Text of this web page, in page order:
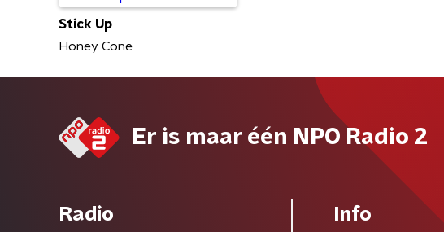
Stick Up
Honey Cone
Er is maar één NPO Radio 2
Radio Info